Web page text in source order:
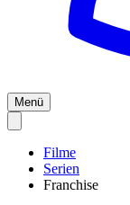
Menü
Filme
Serien
Franchise